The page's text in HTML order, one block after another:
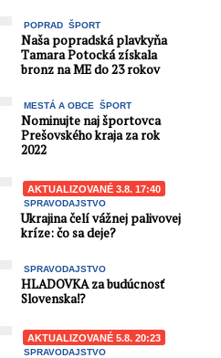
POPRAD ŠPORT
Naša popradská plavkyňa
Tamara Potocká získala
bronz na ME do 23 rokov
MESTÁ A OBCE ŠPORT
Nominujte naj športovca
Prešovského kraja za rok
2022
AKTUALIZOVANÉ 3.8. 17:40
SPRAVODAJSTVO
Ukrajina čelí vážnej palivovej
kríze: čo sa deje?
SPRAVODAJSTVO
HLADOVKA za budúcnosť
Slovenska⁉️
AKTUALIZOVANÉ 5.8. 20:23
SPRAVODAJSTVO